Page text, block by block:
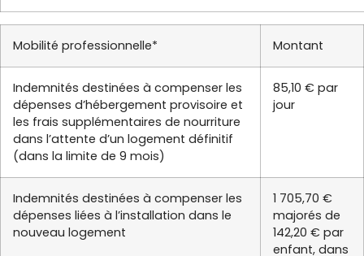
Mobilité professionnelle* Montant
Indemnités destinées à compenser les
dépenses d’hébergement provisoire et
les frais supplémentaires de nourriture
dans l’attente d’un logement définitif
(dans la limite de 9 mois)
85,10 € par
jour
Indemnités destinées à compenser les
dépenses liées à l’installation dans le
nouveau logement
1 705,70 €
majorés de
142,20 € par
enfant, dans